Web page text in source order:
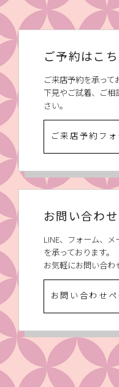
ご予約はこ
ご来店予約を承って
下見やご試着、ご相
さい。
ご来店予約フ
お問い合わ
LINE、フォーム、
を承っております。
お気軽にお問い合わ
お問い合わせ